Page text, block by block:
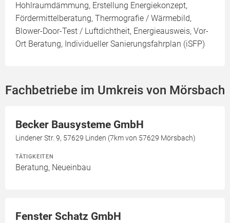
Hohlraumdämmung, Erstellung Energiekonzept,
Fördermittelberatung, Thermografie / Wärmebild,
Blower-Door-Test / Luftdichtheit, Energieausweis, Vor-
Ort Beratung, Individueller Sanierungsfahrplan (iSFP)
Fachbetriebe im Umkreis von Mörsbach
Becker Bausysteme GmbH
Lindener Str. 9, 57629 Linden (7km von 57629 Mörsbach)
TÄTIGKEITEN
Beratung, Neueinbau
Fenster Schatz GmbH